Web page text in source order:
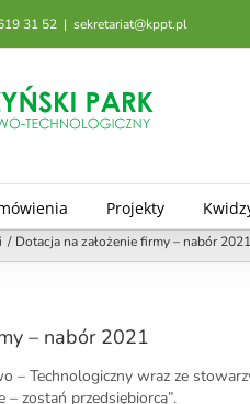
31 52 | sekretariat@kppt.pl
Projekty
Dotacja na założenie firmy – nabór 2021
– nabór 2021
– Technologiczny wraz ze
– zostań przedsiębiorcą”.